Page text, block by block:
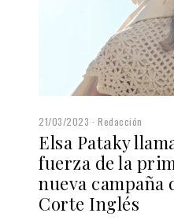
21/03/2023 Redacción
Elsa Pataky
fuerza de la
nueva campaña
Corte Inglés